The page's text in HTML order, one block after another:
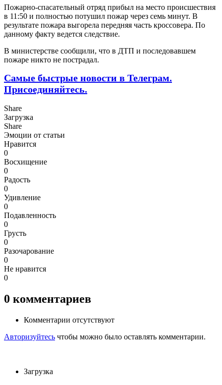
Пожарно-спасательный отряд прибыл на место происшествия
в 11:50 и полностью потушил пожар через семь минут. В
результате пожара выгорела передняя часть кроссовера. По
данному факту ведется следствие.
В министерстве сообщили, что в ДТП и последовавшем
пожаре никто не пострадал.
Самые быстрые новости в Телеграм.
Присоединяйтесь.
Share
Загрузка
Share
Эмоции от статьи
Нравится
0
Восхищение
0
Радость
0
Удивление
0
Подавленность
0
Грусть
0
Разочарование
0
Не нравится
0
0 комментариев
Комментарии отсутствуют
Авторизуйтесь чтобы можно было оставлять комментарии.
Загрузка